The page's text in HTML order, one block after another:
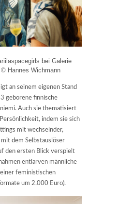
bei Galerie
Hannes Wichmann
an seinem eigenen Stand
geborene finnische
Auch sie thematisiert
indem sie sich
mit wechselnder,
dem Selbstauslöser
den ersten Blick verspielt
entlarven männliche
feministischen
um 2.000 Euro).